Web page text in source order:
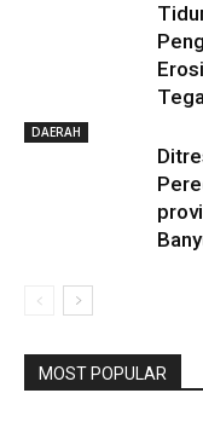
DAERAH
MOST POPULAR